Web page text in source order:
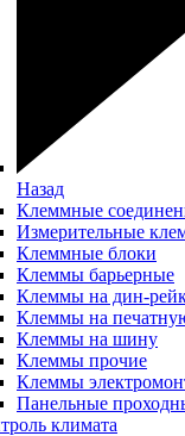
Назад
Клеммные
Измерительные
Клеммные блоки
Клеммы барьерные
Клеммы на дин-
Клеммы на
Клеммы на шину
Клеммы прочие
Клеммы
Панельные
климата